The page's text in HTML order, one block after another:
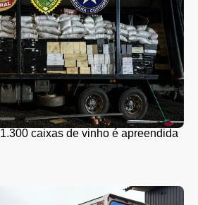
caixas de vinho é apreendida